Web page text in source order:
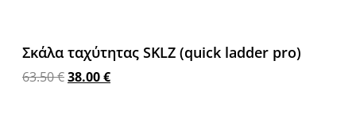
Σκάλα ταχύτητας SKLZ (quick ladder pro)
63.50€38.00€